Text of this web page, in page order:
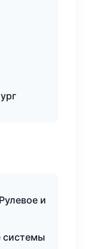
и
системы